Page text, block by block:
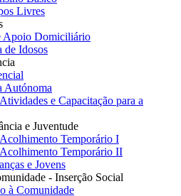
Livres
Apoio Domiciliário
de Idosos
Autónoma
e Capacitação para a
e Juventude
Temporário I
Temporário II
e Jovens
- Inserção Social
à Comunidade